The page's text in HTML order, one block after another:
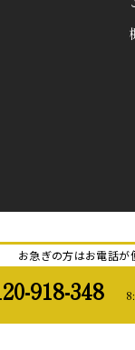
お急ぎの方はお電話が
918-348